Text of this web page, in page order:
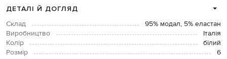
ДЕТАЛІ Й ДОГЛЯД
Склад
95% модал, 5% еластан
Виробництво
Італія
Колір
білий
Розмір
6